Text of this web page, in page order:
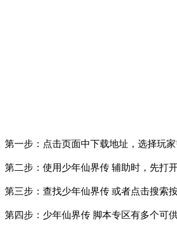
第一步：点击页面中下载地址，选择玩
第二步：使用少年仙界传 辅助时，先打
第三步：查找少年仙界传 或者点击搜索
第四步：少年仙界传 脚本专区有多个可